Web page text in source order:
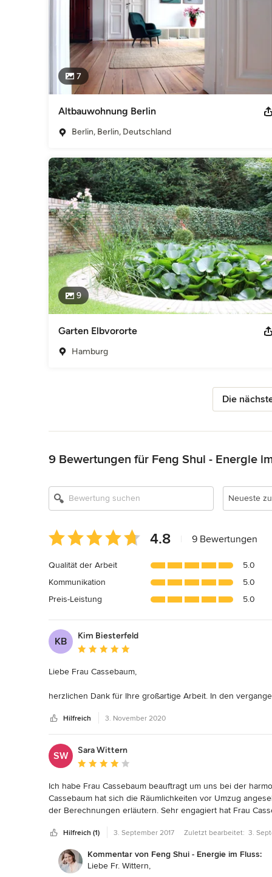
7
Altbauwohnung Berlin
Berlin, Berlin, Deutschland
9
Garten Elbvororte
Hamburg
Die
9 Bewertungen für Feng Shui - Energie
Neueste
Durchschnittliche
Bewertung:
von
5
Sternen
4.8 9 Bewertungen
Qualität der Arbeit
5.0
Kommunikation
5.0
Preis-Leistung
5.0
KB
Kim Biesterfeld
Durchschnittliche Bewertung: 5 von 5 Sternen
Liebe Frau Cassebaum,
herzlichen Dank für Ihre großartige Arbeit. In den
Die sensiblen Herausforderungen des Denkmalschutzes
anspruchsvollen Raum-und Farbkonzept gebracht. Auch
eine sehr glückliche Hand bewiesen. Daran erfreuen wir
Begeistert waren wir, wie Sie akribisch und mit großer
stimmigen Ergebnis zusammengeführt haben. Unsere
deshalb erfüllt, weil Sie sich immer besonders viel Zeit für
genommen haben.
Sie schaffen Räume und ein Umfeld, in denen sich alle
so einfühlsam bereichert haben.
Hilfreich 3. November 2020
SW
Sara Wittern
Durchschnittliche Bewertung: 4 von 5 Sternen
Ich habe Frau Cassebaum beauftragt um uns bei der
Cassebaum hat sich die Räumlichkeiten vor Umzug
der Berechnungen erläutern. Sehr engagiert hat Frau
Wir sind bei einigen Empfehlungen noch dabei, diese
Zudem habe ich eine Potentialanalyse durchführen
Potentialanalyse hat mir manche Dinge im Bezug auf mich
Vielen Dank!
Hilfreich (1) 3. September 2017 Zuletzt bearbeitet: 3.
Kommentar von Feng Shui - Energie im Fluss:
Liebe Fr. Wittern,